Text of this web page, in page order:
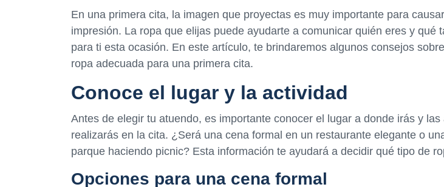
En una primera cita, la imagen que proyectas es muy importante para
impresión. La ropa que elijas puede ayudarte a comunicar quién eres y qué
para ti esta ocasión. En este artículo, te brindaremos algunos consejos
ropa adecuada para una primera cita.
Conoce el lugar y la actividad
Antes de elegir tu atuendo, es importante conocer el lugar a donde irás y
realizarás en la cita. ¿Será una cena formal en un restaurante elegante o
parque haciendo picnic? Esta información te ayudará a decidir qué tipo de
Opciones para una cena formal